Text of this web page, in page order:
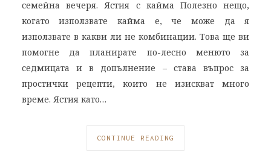
семейна вечеря. Ястия с кайма Полезно нещо,
когато използвате кайма е, че може да я
използвате в какви ли не комбинации. Това ще ви
помогне да планирате по-лесно менюто за
седмицата и в допълнение – става въпрос за
простички рецепти, които не изискват много
време. Ястия като…
CONTINUE READING